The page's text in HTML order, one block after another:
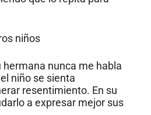
niños
hermana nunca me habla
niño se sienta
resentimiento. En su
a expresar mejor sus